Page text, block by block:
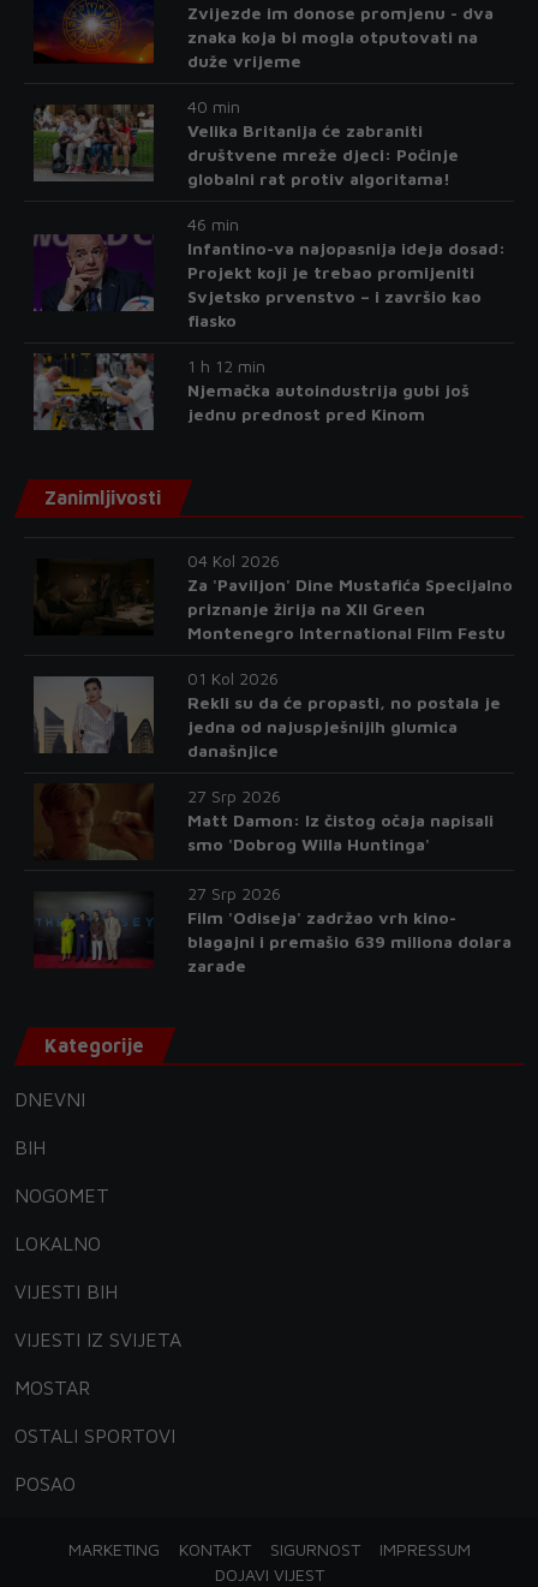
Zvijezde im donose promjenu - dva
znaka koja bi mogla otputovati na
duže vrijeme
40 min
Velika Britanija će zabraniti
društvene mreže djeci: Počinje
globalni rat protiv algoritama!
46 min
Infantino-va najopasnija ideja dosad:
Projekt koji je trebao promijeniti
Svjetsko prvenstvo – i završio kao
fiasko
1 h 12 min
Njemačka autoindustrija gubi još
jednu prednost pred Kinom
Zanimljivosti
04 Kol 2026
Za 'Paviljon' Dine Mustafića Specijalno
priznanje žirija na XII Green
Montenegro International Film Festu
01 Kol 2026
Rekli su da će propasti, no postala je
jedna od najuspješnijih glumica
današnjice
27 Srp 2026
Matt Damon: Iz čistog očaja napisali
smo 'Dobrog Willa Huntinga'
27 Srp 2026
Film 'Odiseja' zadržao vrh kino-
blagajni i premašio 639 miliona dolara
zarade
Kategorije
DNEVNI
BIH
NOGOMET
LOKALNO
VIJESTI BIH
VIJESTI IZ SVIJETA
MOSTAR
OSTALI SPORTOVI
POSAO
MARKETING KONTAKT SIGURNOST
IMPRESSUM
DOJAVI VIJEST